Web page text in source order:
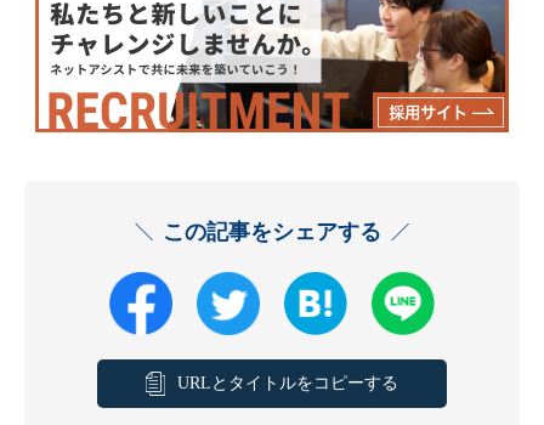
この記事をシェアする
URLとタイトルをコピーする